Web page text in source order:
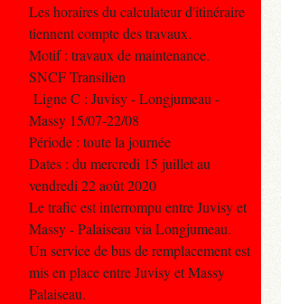
Les horaires du calculateur d'itinéraire
tiennent compte des travaux.
Motif : travaux de maintenance.
SNCF Transilien
Ligne C : Juvisy - Longjumeau -
Massy 15/07-22/08
Période : toute la journée
Dates : du mercredi 15 juillet au
vendredi 22 août 2020
Le trafic est interrompu entre Juvisy et
Massy - Palaiseau via Longjumeau.
Un service de bus de remplacement est
mis en place entre Juvisy et Massy
Palaiseau.